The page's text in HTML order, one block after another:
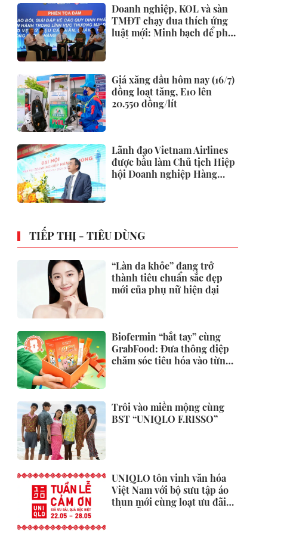
Doanh nghiệp, KOL và sàn
TMĐT chạy đua thích ứng
luật mới: Minh bạch để phát
Giá xăng dầu hôm nay (16/7)
đồng loạt tăng, E10 lên
20.550 đồng/lít
Lãnh đạo Vietnam Airlines
được bầu làm Chủ tịch Hiệp
hội Doanh nghiệp Hàng
TIẾP THỊ - TIÊU DÙNG
“Làn da khỏe” đang trở
thành tiêu chuẩn sắc đẹp
mới của phụ nữ hiện đại
Biofermin “bắt tay” cùng
GrabFood: Đưa thông điệp
chăm sóc tiêu hóa vào từng
Trôi vào miền mộng cùng
BST “UNIQLO F.RISSO”
UNIQLO tôn vinh văn hóa
Việt Nam với bộ sưu tập áo
thun mới cùng loạt ưu đãi